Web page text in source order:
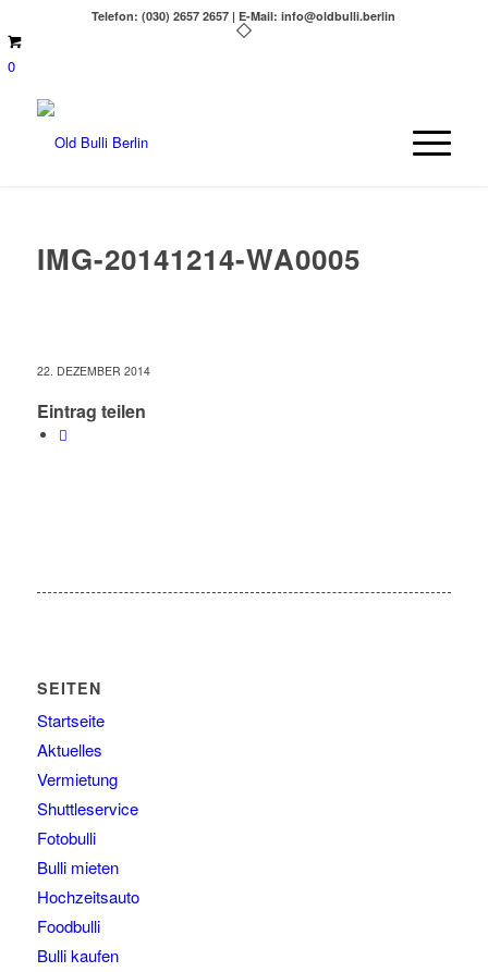
Telefon: (030) 2657 2657 | E-Mail: info@oldbulli.berlin
0
IMG-20141214-WA0005
22. DEZEMBER 2014
Eintrag teilen
SEITEN
Startseite
Aktuelles
Vermietung
Shuttleservice
Fotobulli
Bulli mieten
Hochzeitsauto
Foodbulli
Bulli kaufen